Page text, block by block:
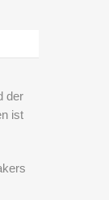
der
ist